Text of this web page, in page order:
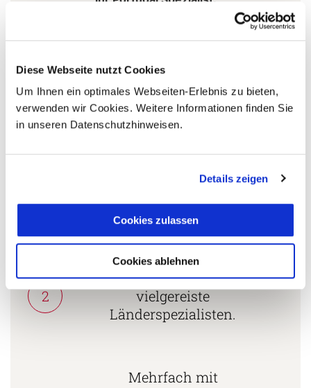
Diese Webseite nutzt Cookies
Um Ihnen ein optimales Webseiten-Erlebnis zu bieten,
verwenden wir Cookies. Weitere Informationen finden Sie
in unseren Datenschutzhinweisen.
Details zeigen
Cookies zulassen
Cookies ablehnen
Stephan Daniels
s.daniels@aventoura.de
1
25 Jahren Erfahrung!
2
Persönliche Beratung durch
vielgereiste
Länderspezialisten.
Mehrfach mit